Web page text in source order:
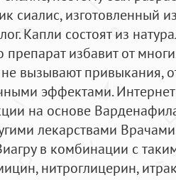
сиалис, изготовленный
Капли состоят из
препарат избавит от
вызывают привыкания,
эффектами.
на основе
лекарствами
в комбинации с
нитроглицерин,